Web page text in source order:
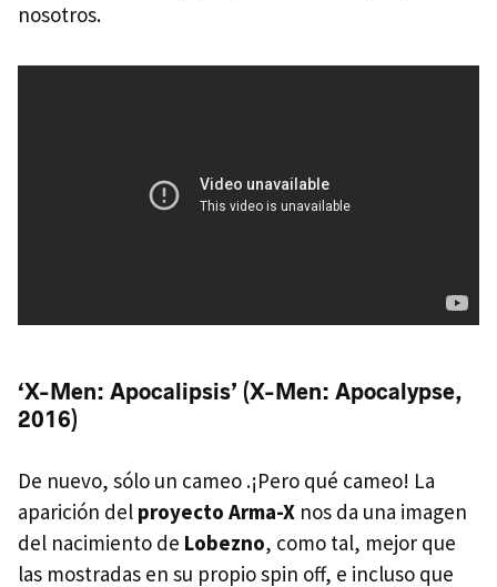
nosotros.
‘X-Men: Apocalipsis’ (X-Men: Apocalypse,
2016)
De nuevo, sólo un cameo .¡Pero qué cameo! La
aparición del proyecto Arma-X nos da una imagen
del nacimiento de Lobezno, como tal, mejor que
las mostradas en su propio spin off, e incluso que